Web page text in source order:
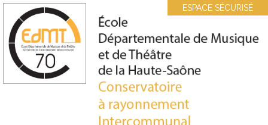
ESPACE SÉCURISÉ
Cookies management panel